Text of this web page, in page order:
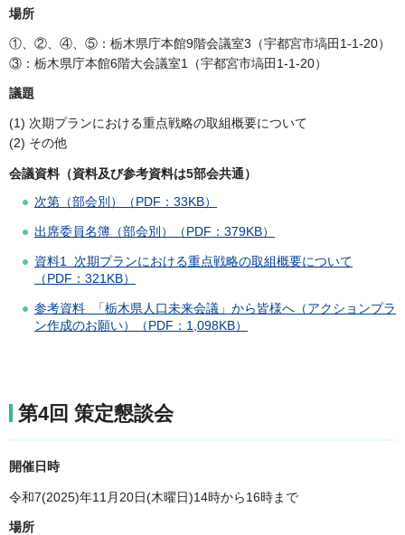
場所
①、②、④、⑤：栃木県庁本館9階会議室3（宇都宮市塙田1-1-20）
③：栃木県庁本館6階大会議室1（宇都宮市塙田1-1-20）
議題
(1) 次期プランにおける重点戦略の取組概要について
(2) その他
会議資料（資料及び参考資料は5部会共通）
次第（部会別）（PDF：33KB）
出席委員名簿（部会別）（PDF：379KB）
資料1 次期プランにおける重点戦略の取組概要について
（PDF：321KB）
参考資料 「栃木県人口未来会議」から皆様へ（アクションプラ
ン作成のお願い）（PDF：1,098KB）
第4回 策定懇談会
開催日時
令和7(2025)年11月20日(木曜日)14時から16時まで
場所